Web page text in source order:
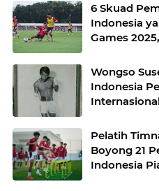
6 Skuad
Indonesia
Games
Wongso
Indonesia
Pelatih
Boyong 21
Indonesia